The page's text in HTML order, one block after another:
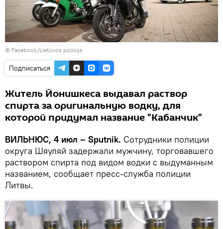
© Facebook/Lietuvos policija
Подписаться
Житель Йонишкеса выдавал раствор
спирта за оригинальную водку, для
которой придумал название "Кабанчик"
ВИЛЬНЮС, 4 июл – Sputnik. Сотрудники полиции
округа Шяуляй задержали мужчину, торговавшего
раствором спирта под видом водки с выдуманным
названием, сообщает пресс-служба полиции
Литвы.